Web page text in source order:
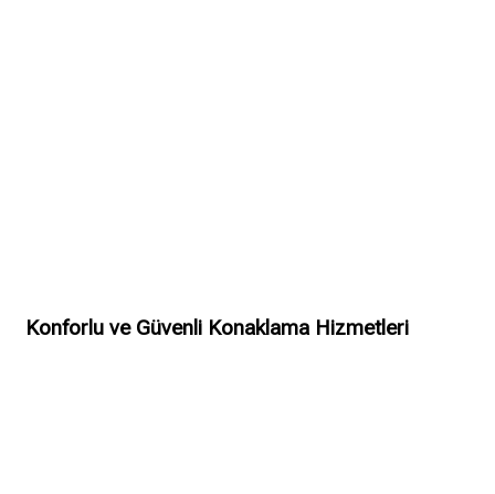
Konforlu ve Güvenli Konaklama Hizmetleri